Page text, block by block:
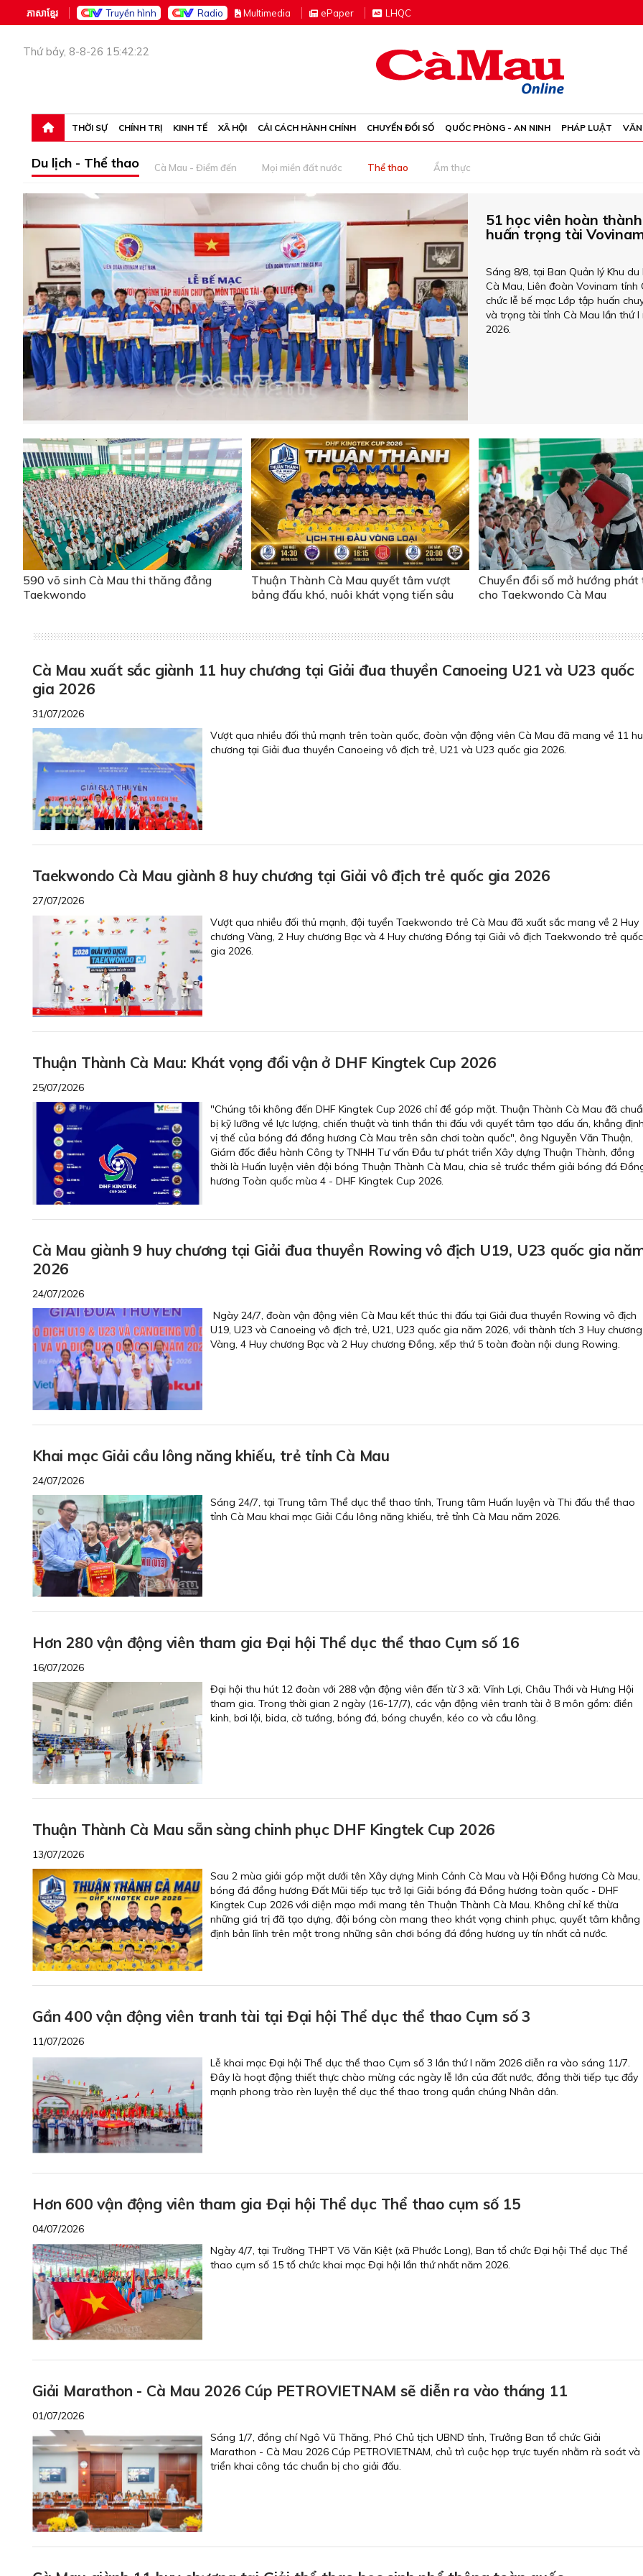
ភាសាខ្មែរ Truyền hình Radio Multimedia ePaper LHQC
Thứ bảy, 8-8-26 15:42:22
THỜI SỰ CHÍNH TRỊ KINH TẾ XÃ HỘI CẢI CÁCH HÀNH CHÍNH CHUYỂN ĐỔI SỐ QUỐC PHÒNG - AN NINH PHÁP LUẬT
Du lịch - Thể thao Cà Mau - Điểm đến Mọi miền đất nước Thể thao Ẩm thực
51 học viên hoàn
huấn trọng tài
Sáng 8/8, tại Ban Quản lý Khu du
Cà Mau, Liên đoàn Vovinam tỉnh
chức lễ bế mạc Lớp tập huấn
và trọng tài tỉnh Cà Mau lần thứ I
2026.
590 võ sinh Cà Mau thi thăng đẳng
Taekwondo
Thuận Thành Cà Mau quyết tâm vượt
bảng đấu khó, nuôi khát vọng tiến sâu
Chuyển đổi số mở hướng
cho Taekwondo Cà Mau
Cà Mau xuất sắc giành 11 huy chương tại Giải đua thuyền Canoeing U21 và U23 quốc
gia 2026
31/07/2026
Vượt qua nhiều đối thủ mạnh trên toàn quốc, đoàn vận động viên Cà Mau đã mang về 11
chương tại Giải đua thuyền Canoeing vô địch trẻ, U21 và U23 quốc gia 2026.
Taekwondo Cà Mau giành 8 huy chương tại Giải vô địch trẻ quốc gia 2026
27/07/2026
Vượt qua nhiều đối thủ mạnh, đội tuyển Taekwondo trẻ Cà Mau đã xuất sắc mang về 2 Huy
chương Vàng, 2 Huy chương Bạc và 4 Huy chương Đồng tại Giải vô địch Taekwondo trẻ quốc
gia 2026.
Thuận Thành Cà Mau: Khát vọng đổi vận ở DHF Kingtek Cup 2026
25/07/2026
"Chúng tôi không đến DHF Kingtek Cup 2026 chỉ để góp mặt. Thuận Thành Cà Mau đã
bị kỹ lưỡng về lực lượng, chiến thuật và tinh thần thi đấu với quyết tâm tạo dấu ấn, khẳng
vị thế của bóng đá đồng hương Cà Mau trên sân chơi toàn quốc", ông Nguyễn Văn Thuận,
Giám đốc điều hành Công ty TNHH Tư vấn Đầu tư phát triển Xây dựng Thuận Thành, đồng
thời là Huấn luyện viên đội bóng Thuận Thành Cà Mau, chia sẻ trước thềm giải bóng đá
hương Toàn quốc mùa 4 - DHF Kingtek Cup 2026.
Cà Mau giành 9 huy chương tại Giải đua thuyền Rowing vô địch U19, U23 quốc gia
2026
24/07/2026
Ngày 24/7, đoàn vận động viên Cà Mau kết thúc thi đấu tại Giải đua thuyền Rowing vô địch
U19, U23 và Canoeing vô địch trẻ, U21, U23 quốc gia năm 2026, với thành tích 3 Huy chương
Vàng, 4 Huy chương Bạc và 2 Huy chương Đồng, xếp thứ 5 toàn đoàn nội dung Rowing.
Khai mạc Giải cầu lông năng khiếu, trẻ tỉnh Cà Mau
24/07/2026
Sáng 24/7, tại Trung tâm Thể dục thể thao tỉnh, Trung tâm Huấn luyện và Thi đấu thể thao
tỉnh Cà Mau khai mạc Giải Cầu lông năng khiếu, trẻ tỉnh Cà Mau năm 2026.
Hơn 280 vận động viên tham gia Đại hội Thể dục thể thao Cụm số 16
16/07/2026
Đại hội thu hút 12 đoàn với 288 vận động viên đến từ 3 xã: Vĩnh Lợi, Châu Thới và Hưng Hội
tham gia. Trong thời gian 2 ngày (16-17/7), các vận động viên tranh tài ở 8 môn gồm: điền
kinh, bơi lội, bida, cờ tướng, bóng đá, bóng chuyền, kéo co và cầu lông.
Thuận Thành Cà Mau sẵn sàng chinh phục DHF Kingtek Cup 2026
13/07/2026
Sau 2 mùa giải góp mặt dưới tên Xây dựng Minh Cảnh Cà Mau và Hội Đồng hương Cà Mau,
bóng đá đồng hương Đất Mũi tiếp tục trở lại Giải bóng đá Đồng hương toàn quốc - DHF
Kingtek Cup 2026 với diện mạo mới mang tên Thuận Thành Cà Mau. Không chỉ kế thừa
những giá trị đã tạo dựng, đội bóng còn mang theo khát vọng chinh phục, quyết tâm khẳng
định bản lĩnh trên một trong những sân chơi bóng đá đồng hương uy tín nhất cả nước.
Gần 400 vận động viên tranh tài tại Đại hội Thể dục thể thao Cụm số 3
11/07/2026
Lễ khai mạc Đại hội Thể dục thể thao Cụm số 3 lần thứ I năm 2026 diễn ra vào sáng 11/7.
Đây là hoạt động thiết thực chào mừng các ngày lễ lớn của đất nước, đồng thời tiếp tục đẩy
mạnh phong trào rèn luyện thể dục thể thao trong quần chúng Nhân dân.
Hơn 600 vận động viên tham gia Đại hội Thể dục Thể thao cụm số 15
04/07/2026
Ngày 4/7, tại Trường THPT Võ Văn Kiệt (xã Phước Long), Ban tổ chức Đại hội Thể dục Thể
thao cụm số 15 tổ chức khai mạc Đại hội lần thứ nhất năm 2026.
Giải Marathon - Cà Mau 2026 Cúp PETROVIETNAM sẽ diễn ra vào tháng 11
01/07/2026
Sáng 1/7, đồng chí Ngô Vũ Thăng, Phó Chủ tịch UBND tỉnh, Trưởng Ban tổ chức Giải
Marathon - Cà Mau 2026 Cúp PETROVIETNAM, chủ trì cuộc họp trực tuyến nhằm rà soát và
triển khai công tác chuẩn bị cho giải đấu.